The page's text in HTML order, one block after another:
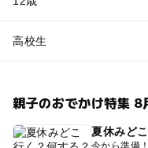
高校生
親子のおでかけ特集 8
夏休みど
今から準備